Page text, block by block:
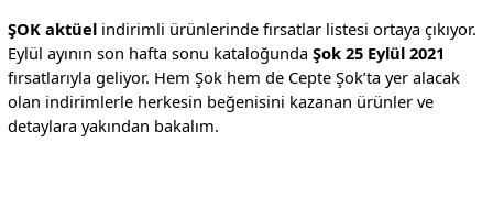
ŞOK aktüelindirimli ürünlerinde fırsatlar listesi ortaya çıkıyor.
Eylül ayının son hafta sonu kataloğunda Şok 25 Eylül 2021
fırsatlarıyla geliyor. Hem Şok hem de Cepte Şok’ta yer alacak
olan indirimlerle herkesin beğenisini kazanan ürünler ve
detaylara yakından bakalım.